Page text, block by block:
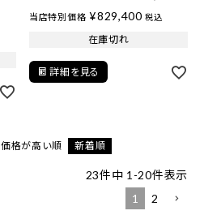
当店特別価格 ¥829,400 税込
在庫切れ
詳細を見る
価格が高い順 新着順
23件中 1 -20件表示
1
2